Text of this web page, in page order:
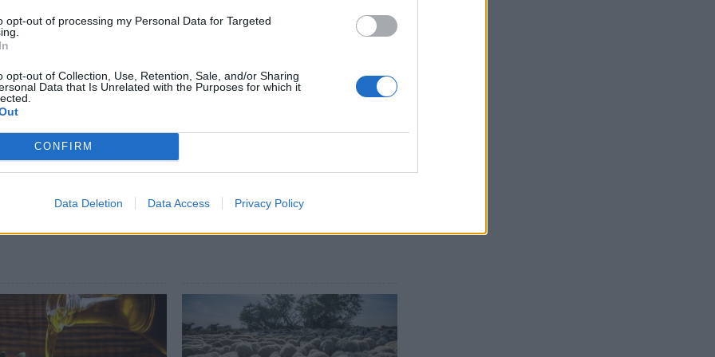
opt-out of processing my Personal Data for Targeted
opt-out of Collection, Use, Retention, Sale, and/or Sharing
Data that Is Unrelated with the Purposes for which it
CONFIRM
Data Deletion Data Access Privacy Policy
αντιμετωπίζονται οι διαρθρωτικές
πλεονεκτήματα του ελαιοκομικού
και το μέλλον της
μπορούν να επικοινωνούν με τον